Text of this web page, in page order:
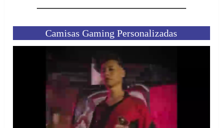
Camisas Gaming Personalizadas